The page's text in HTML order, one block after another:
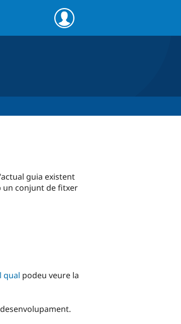
guia existent
un conjunt de fitxer
qual podeu veure la